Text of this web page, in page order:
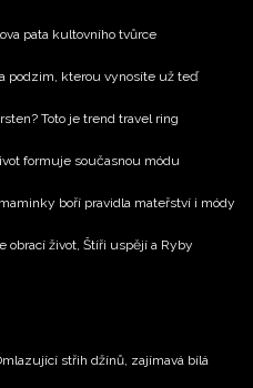
sObchodními
se
Zásadami
Extra s.r.o. bude s
novinek.
zajímavé a exkluzivní
s.r.o.
pata kultovního tvůrce
podzim, kterou vynosíte už teď
Toto je trend travel ring
formuje současnou módu
boří pravidla mateřství i módy
obrací život, Štíři uspějí a Ryby
střih džínů, zajímavá bílá